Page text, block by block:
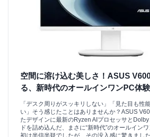
空間に溶け込む美しさ！ASUS
る、新時代のオールインワンPC体験
「デスク周りがスッキリしない」「見た目も性
い」そう感じたことはありませんか？ASUS
たデザインに最新のRyzen AIプロセッサと
ドを詰め込んだ、まさに“新時代”のオールイン